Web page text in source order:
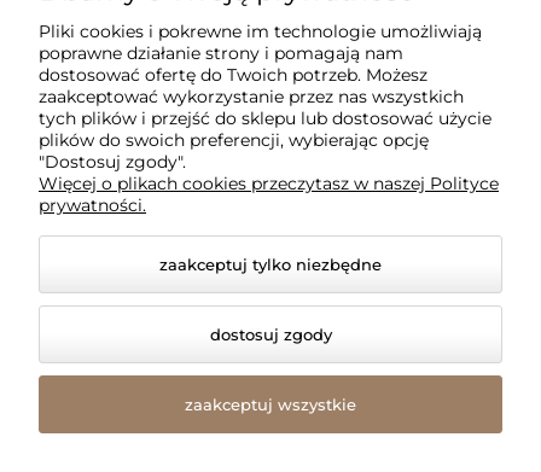
Informacje
O firmie
© 2026 amled.pl. Wszelkie prawa zastrzeżone.
internetowy Shoper Premium
Pliki cookies i pokrewne im technologie umożliwiają
poprawne działanie strony i pomagają nam
dostosować ofertę do Twoich potrzeb. Możesz
zaakceptować wykorzystanie przez nas wszystkich
tych plików i przejść do sklepu lub dostosować użycie
plików do swoich preferencji, wybierając opcję
"Dostosuj zgody".
Więcej o plikach cookies przeczytasz w naszej Polityce
prywatności.
zaakceptuj tylko niezbędne
dostosuj zgody
zaakceptuj wszystkie